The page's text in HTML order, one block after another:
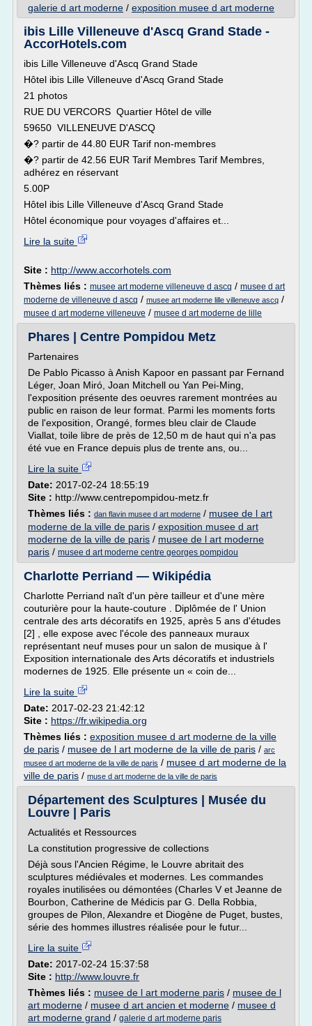
galerie d art moderne / exposition musee d art moderne
ibis Lille Villeneuve d'Ascq Grand Stade -
AccorHotels.com
ibis Lille Villeneuve d'Ascq Grand Stade
Hôtel ibis Lille Villeneuve d'Ascq Grand Stade
21 photos
RUE DU VERCORS Quartier Hôtel de ville
59650 VILLENEUVE D'ASCQ
�? partir de 44.80 EUR Tarif non-membres
�? partir de 42.56 EUR Tarif Membres Tarif Membres,
adhérez en réservant
5.00P
Hôtel ibis Lille Villeneuve d'Ascq Grand Stade
Hôtel économique pour voyages d'affaires et...
Lire la suite
Site : http://www.accorhotels.com
Thèmes liés : musee art moderne villeneuve d ascq / musee d art
moderne de villeneuve d ascq / musee art moderne lille villeneuve ascq /
musee d art moderne villeneuve / musee d art moderne de lille
Phares | Centre Pompidou Metz
Partenaires
De Pablo Picasso à Anish Kapoor en passant par Fernand
Léger, Joan Miró, Joan Mitchell ou Yan Pei-Ming,
l'exposition présente des oeuvres rarement montrées au
public en raison de leur format. Parmi les moments forts
de l'exposition, Orangé, formes bleu clair de Claude
Viallat, toile libre de près de 12,50 m de haut qui n'a pas
été vue en France depuis plus de trente ans, ou...
Lire la suite
Date: 2017-02-24 18:55:19
Site : http://www.centrepompidou-metz.fr
Thèmes liés : dan flavin musee d art moderne / musee de l art
moderne de la ville de paris / exposition musee d art
moderne de la ville de paris / musee de l art moderne
paris / musee d art moderne centre georges pompidou
Charlotte Perriand — Wikipédia
Charlotte Perriand naît d'un père tailleur et d'une mère
couturière pour la haute-couture . Diplômée de l' Union
centrale des arts décoratifs en 1925, après 5 ans d'études
[2] , elle expose avec l'école des panneaux muraux
représentant neuf muses pour un salon de musique à l'
Exposition internationale des Arts décoratifs et industriels
modernes de 1925. Elle présente un « coin de...
Lire la suite
Date: 2017-02-23 21:42:12
Site : https://fr.wikipedia.org
Thèmes liés : exposition musee d art moderne de la ville
de paris / musee de l art moderne de la ville de paris / arc
musee d art moderne de la ville de paris / musee d art moderne de la
ville de paris / muse d art moderne de la ville de paris
Département des Sculptures | Musée du
Louvre | Paris
Actualités et Ressources
La constitution progressive de collections
Déjà sous l'Ancien Régime, le Louvre abritait des
sculptures médiévales et modernes. Les commandes
royales inutilisées ou démontées (Charles V et Jeanne de
Bourbon, Catherine de Médicis par G. Della Robbia,
groupes de Pilon, Alexandre et Diogène de Puget, bustes,
série des hommes illustres réalisée pour le futur...
Lire la suite
Date: 2017-02-24 15:37:58
Site : http://www.louvre.fr
Thèmes liés : musee de l art moderne paris / musee de l
art moderne / musee d art ancien et moderne / musee d
art moderne grand / galerie d art moderne paris